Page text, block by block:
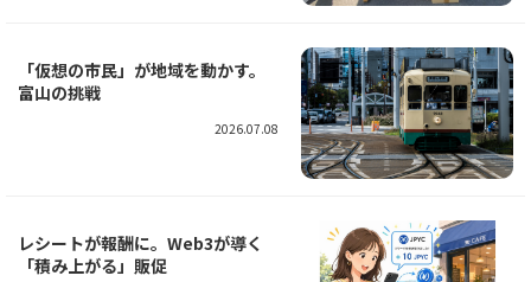
「仮想の市民」が地域を動かす。
富山の挑戦
2026.07.08
レシートが報酬に。Web3が導く
「積み上がる」販促